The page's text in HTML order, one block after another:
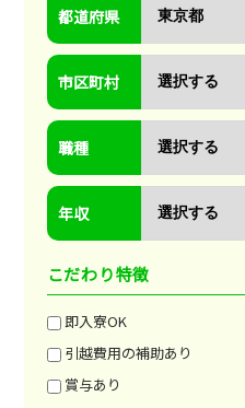
都道府県
市区町村
職種
年収
こだわり特徴
即入寮OK
引越費用の補助あり
賞与あり